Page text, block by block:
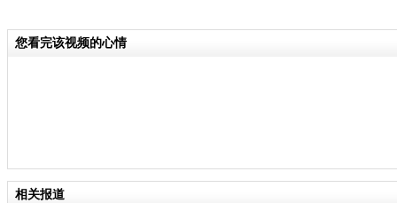
您看完该视频的心情
相关报道